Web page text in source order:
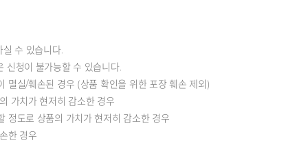
수 있습니다.
신청이 불가능할 수 있습니다.
멸실/훼손된 경우 (상품 확인을 위한 포장 훼손 제외)
가치가 현저히 감소한 경우
정도로 상품의 가치가 현저히 감소한 경우
한 경우